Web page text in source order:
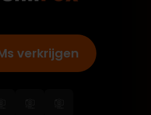
verkrijgen